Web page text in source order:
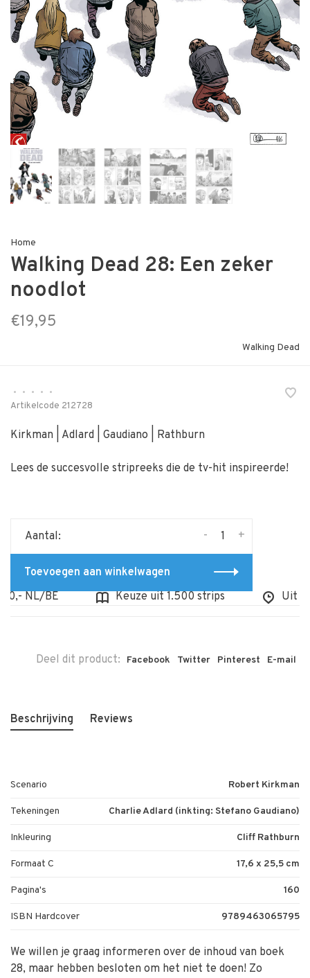
Home
Walking Dead 28: Een zeker
noodlot
€19,95
Walking Dead
• • • •
•
Artikelcode 212728
Kirkman | Adlard | Gaudiano | Rathburn
Lees de succesvolle stripreeks die de tv-hit inspireerde!
Aantal: +
-
Toevoegen aan winkelwagen
NL/BE
Keuze uit 1.500 strips Uit
Deel dit product: Facebook Twitter Pinterest E-mail
Beschrijving Reviews
Scenario Robert Kirkman
Tekeningen Charlie Adlard (inkting: Stefano Gaudiano)
Inkleuring Cliff Rathburn
Formaat C 17,6 x 25,5 cm
Pagina's 160
ISBN Hardcover 9789463065795
We willen je graag informeren over de inhoud van boek
28, maar hebben besloten om het niet te doen! Zo